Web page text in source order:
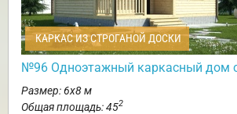
КАРКАС ИЗ СТРОГАНОЙ ДОСКИ
№96 Одноэтажный каркасный дом с
Размер: 6х8 м
Общая площадь: 452